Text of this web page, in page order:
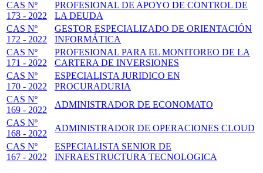
CAS Nº
173 - 2022
PROFESIONAL DE APOYO DE CONTROL DE
LA DEUDA
CAS Nº
172 - 2022
GESTOR ESPECIALIZADO DE ORIENTACIÓN
INFORMÁTICA
CAS Nº
171 - 2022
PROFESIONAL PARA EL MONITOREO DE LA
CARTERA DE INVERSIONES
CAS Nº
170 - 2022
ESPECIALISTA JURIDICO EN
PROCURADURIA
CAS Nº
169 - 2022
ADMINISTRADOR DE ECONOMATO
CAS Nº
168 - 2022
ADMINISTRADOR DE OPERACIONES CLOUD
CAS Nº
167 - 2022
ESPECIALISTA SENIOR DE
INFRAESTRUCTURA TECNOLOGICA